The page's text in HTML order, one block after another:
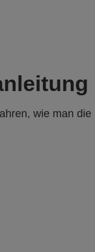
wie man die